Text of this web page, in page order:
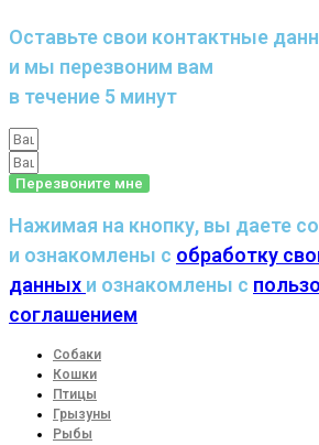
Оставьте свои контактные
и мы перезвоним вам
в течение 5 минут
Перезвоните мне
Нажимая на кнопку, вы даете
и ознакомлены с обработку
данных и ознакомлены с
соглашением
Собаки
Кошки
Птицы
Грызуны
Рыбы